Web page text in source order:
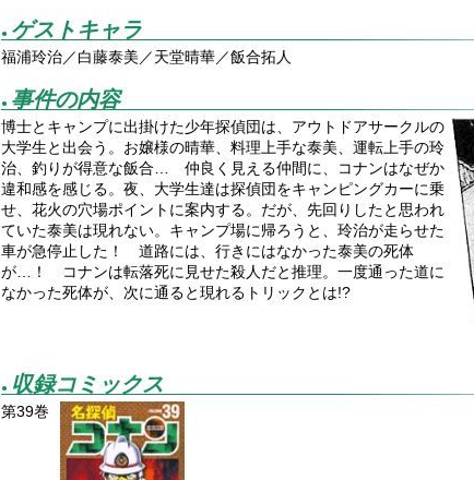
● ゲストキャラ
福浦玲治／白藤泰美／天堂晴華／飯合拓人
● 事件の内容
博士とキャンプに出掛けた少年探偵団は、アウトドアサークルの
大学生と出会う。お嬢様の晴華、料理上手な泰美、運転上手の玲
治、釣りが得意な飯合… 仲良く見える仲間に、コナンはなぜか
違和感を感じる。夜、大学生達は探偵団をキャンピングカーに乗
せ、花火の穴場ポイントに案内する。だが、先回りしたと思われ
ていた泰美は現れない。キャンプ場に帰ろうと、玲治が走らせた
車が急停止した！ 道路には、行きにはなかった泰美の死体
が…！ コナンは転落死に見せた殺人だと推理。一度通った道に
なかった死体が、次に通ると現れるトリックとは!?
● 収録コミックス
第39巻